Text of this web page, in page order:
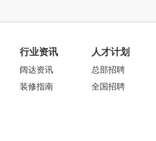
行业资讯
阔达资讯
装修指南
人才计划
总部招聘
全国招聘